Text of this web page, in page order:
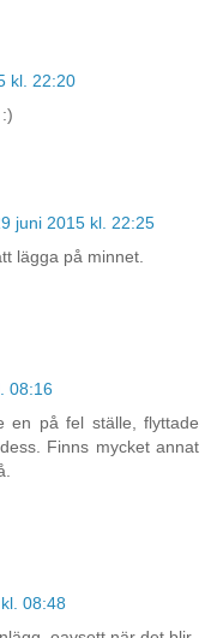
kl. 22:20
juni 2015 kl. 22:25
lägga på minnet.
08:16
en på fel ställe, flyttade
Finns mycket annat
08:48